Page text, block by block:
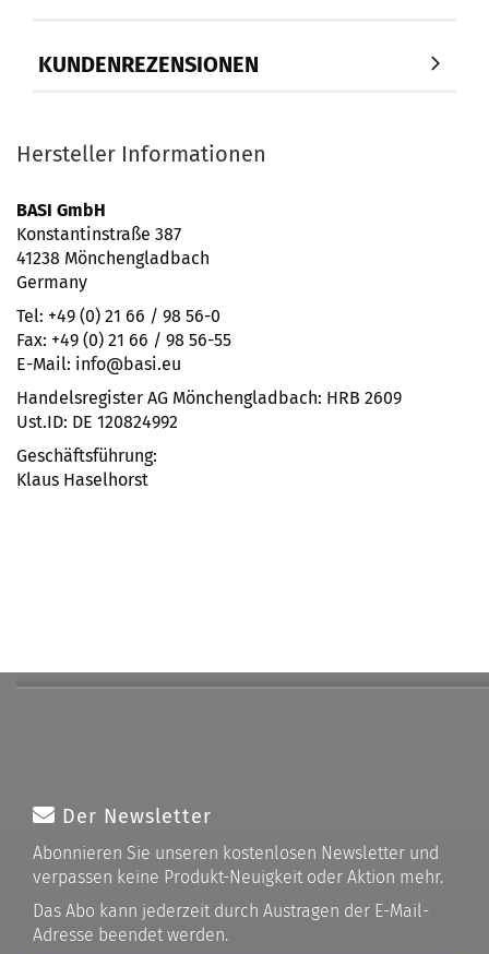
KUNDENREZENSIONEN
Hersteller Informationen
BASI GmbH
Konstantinstraße 387
41238 Mönchengladbach
Germany
Tel: +49 (0) 21 66 / 98 56-0
Fax: +49 (0) 21 66 / 98 56-55
E-Mail: info@basi.eu
Handelsregister AG Mönchengladbach: HRB 2609
Ust.ID: DE 120824992
Geschäftsführung:
Klaus Haselhorst
Der Newsletter
Abonnieren Sie unseren kostenlosen Newsletter und
verpassen keine Produkt-Neuigkeit oder Aktion mehr.
Das Abo kann jederzeit durch Austragen der E-Mail-
Adresse beendet werden.